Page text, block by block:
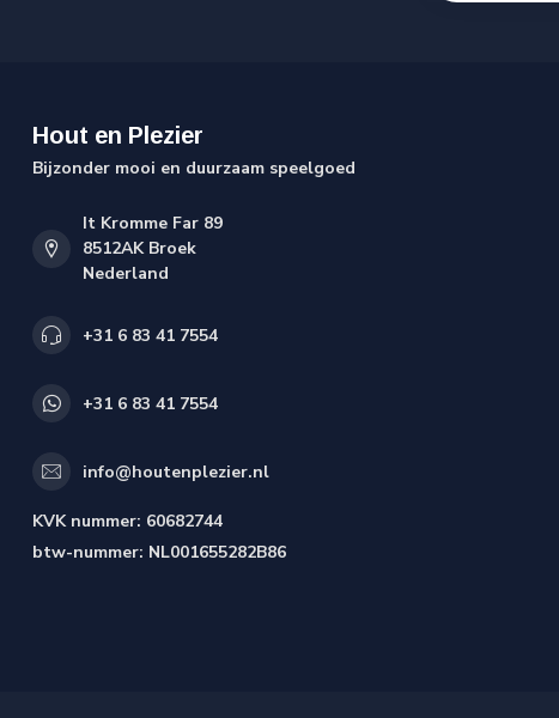
Hout en Plezier
Bijzonder mooi en duurzaam speelgoed
It Kromme Far 89
8512AK Broek
Nederland
+31 6 83 41 7554
+31 6 83 41 7554
info@houtenplezier.nl
KVK nummer: 60682744
btw-nummer: NL001655282B86